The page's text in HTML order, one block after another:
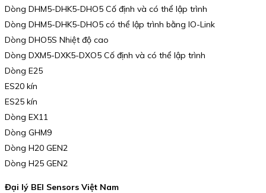
Dòng DHM5-DHK5-DHO5 Cố định và có thể lập trình
Dòng DHM5-DHK5-DHO5 có thể lập trình bằng IO-Link
Dòng DHO5S Nhiệt độ cao
Dòng DXM5-DXK5-DXO5 Cố định và có thể lập trình
Dòng E25
ES20 kín
ES25 kín
Dòng EX11
Dòng GHM9
Dòng H20 GEN2
Dòng H25 GEN2
Đại lý BEI Sensors Việt Nam